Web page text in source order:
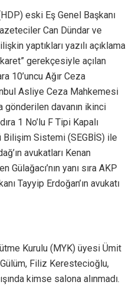
eski Eş Genel Başkanı
Can Dündar ve
yaptıkları yazılı açıklama
gerekçesiyle açılan
10’uncu Ağır Ceza
Asliye Ceza Mahkemesi
gönderilen davanın ikinci
1 No’lu F Tipi Kapalı
Bilişim Sistemi (SEGBİS) ile
avukatları Kenan
yanı sıra AKP
Tayyip Erdoğan’ın avukatı
Kurulu (MYK) üyesi Ümit
Filiz Kerestecioğlu,
kimse salona alınmadı.